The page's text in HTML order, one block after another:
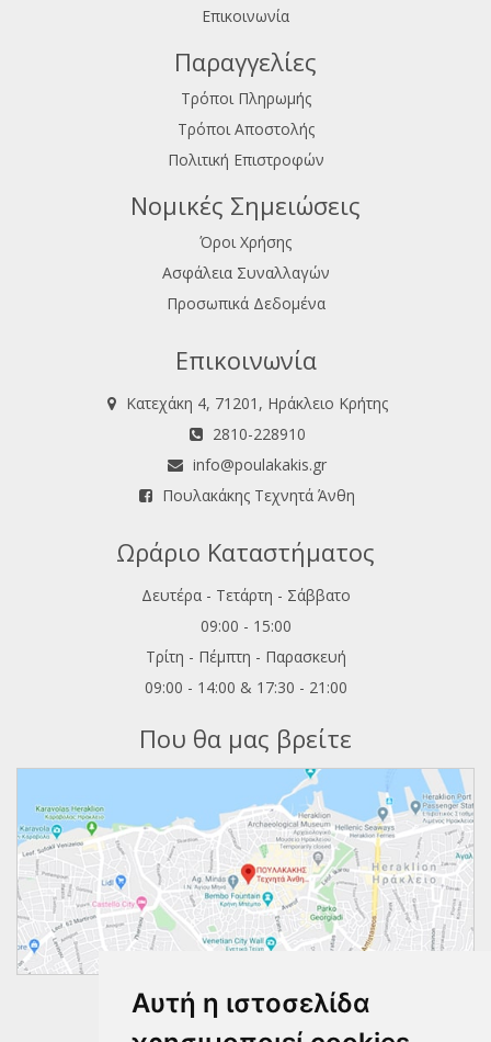
Αυτή η ιστοσελίδα
Επικοινωνία
Παραγγελίες
Τρόποι Πληρωμής
Τρόποι Αποστολής
Πολιτική Επιστροφών
Νομικές Σημειώσεις
Όροι Χρήσης
Ασφάλεια Συναλλαγών
Προσωπικά Δεδομένα
Επικοινωνία
Κατεχάκη 4, 71201, Ηράκλειο Κρήτης
2810-228910
info@poulakakis.gr
Πουλακάκης Τεχνητά Άνθη
Ωράριο Καταστήματος
Δευτέρα - Τετάρτη - Σάββατο
09:00 - 15:00
Τρίτη - Πέμπτη - Παρασκευή
09:00 - 14:00 & 17:30 - 21:00
Που θα μας βρείτε
Ακολουθήστε μας